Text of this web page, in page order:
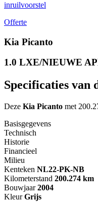
inruilvoorstel
Offerte
Kia Picanto
1.0 LXE/NIEUWE
Specificaties van
Deze Kia Picanto met
Basisgegevens
Technisch
Historie
Financieel
Milieu
Kenteken NL22-PK-NB
Kilometerstand 200.274 km
Bouwjaar 2004
Kleur Grijs